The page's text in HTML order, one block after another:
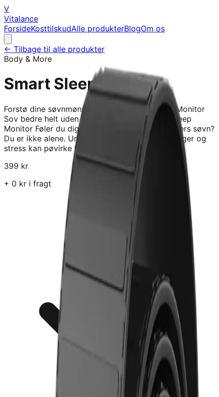
V
Vitalance
ForsideKosttilskudAlle produkterBlogOm os
← Tilbage til alle produkter
Body & More
Smart Sleep Monitor
Forstø dine søvnmønstre med en Smart Sleep Monitor
Sov bedre helt uden at øndre en vane Smart Sleep
Monitor Føler du dig stadig trøt selv efter 8 timers søvn?
Du er ikke alene. Urolig søvn, hyppige opvøgninger og
stress kan pøvirke kroppens evne til
399 kr
+ 0 kr i fragt